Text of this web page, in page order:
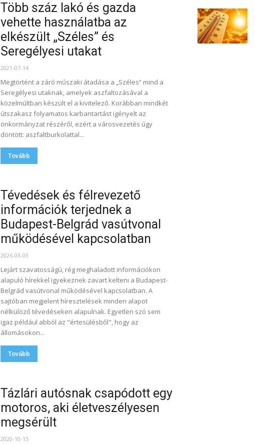
Több száz lakó és gazda
vehette használatba az
elkészült „Széles” és
Seregélyesi utakat
2021-07-14
Megtörtént a záró műszaki átadása a „Széles” mind a
Seregélyesi utaknak, amelyek aszfaltozásával a
közelmúltban készült el a kivitelező. Korábban mindkét
útszakasz folyamatos karbantartást igényelt az
önkormányzat részéről, ezért a városvezetés úgy
döntött: aszfaltburkolattal...
Tovább
Tévedések és félrevezető
információk terjednek a
Budapest-Belgrád vasútvonal
működésével kapcsolatban
2026-03-03
Lejárt szavatosságú, rég meghaladott információkon
alapuló hírekkel igyekeznek zavart kelteni a Budapest-
Belgrád vasútvonal működésével kapcsolatban. A
sajtóban megjelent híresztelések minden alapot
nélkülöző tévedéseken alapulnak. Egyetlen szó sem
igaz például abból az "értesülésből", hogy az
állomásokon...
Tovább
Tázlári autósnak csapódott egy
motoros, aki életveszélyesen
megsérült
2020-10-15